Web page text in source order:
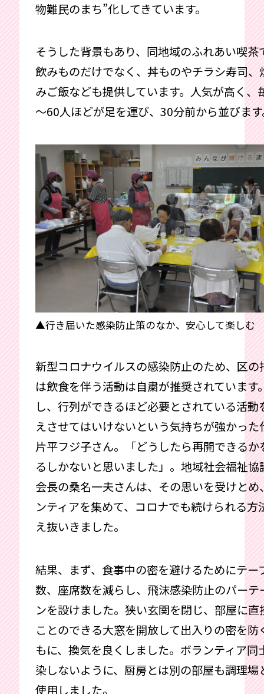
物難民のまち”化してきています。
そうした背景もあり、同地域のふれあい喫茶
飲みものだけでなく、丼ものやチラシ寿司、
みご飯なども提供しています。人気が高く、
～60人ほどが足を運び、30分前から並びま
▲行き届いた感染防止策のなか、安心して楽しむ
新型コロナウイルスの感染防止のため、区の
は飲食を伴う活動は自粛が推奨されています
し、行列ができるほど必要とされている活動
えさせてはいけないという気持ちが強かった
片平フジ子さん。「どうしたら再開できるか
るしかないと思いました」。地域社会福祉協
会長の桑名一夫さんは、その思いを受けとめ
ンティアを集めて、コロナでも続けられる方
え抜いきました。
結果、まず、食事中の密を避けるためにテー
数、座席数を減らし、飛沫感染防止のパーテ
ンを設けました。狭い玄関を閉じ、部屋に直
ことのできる大窓を開放して出入りの密を防
もに、換気を良くしました。ボランティア同
染しないように、厨房とは別の部屋も調理場
使用しました。